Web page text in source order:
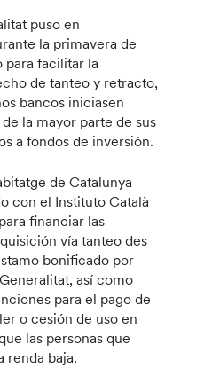
puso en
la primavera de
para facilitar la
de tanteo y retracto,
bancos iniciasen
la mayor parte de sus
a fondos de inversión.
de Catalunya
con el Instituto Català
financiar las
vía tanteo des
bonificado por
así como
para el pago de
o cesión de uso en
las personas que
renda baja.